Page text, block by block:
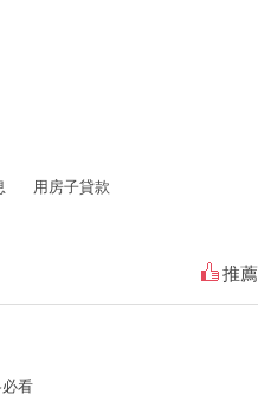
用房子貸款
推薦
看